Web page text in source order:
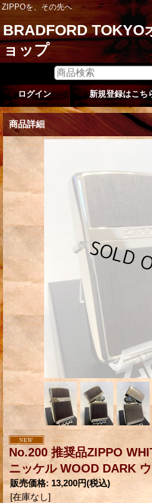
ZIPPOを、その先へ
BRADFORD TOKYO
ョップ
ログイン 新規登録はこち
商品詳細
No.200 推奨品ZIPPO
ニッケル WOOD DARK
販売価格: 13,200円(税込)
[在庫なし]